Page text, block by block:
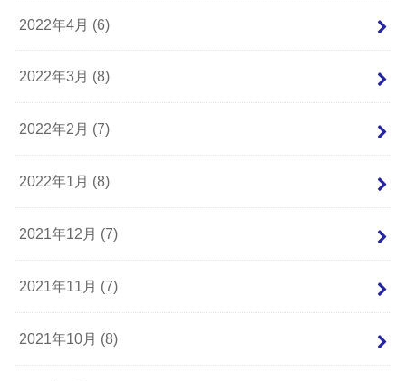
2022年4月 (6)
2022年3月 (8)
2022年2月 (7)
2022年1月 (8)
2021年12月 (7)
2021年11月 (7)
2021年10月 (8)